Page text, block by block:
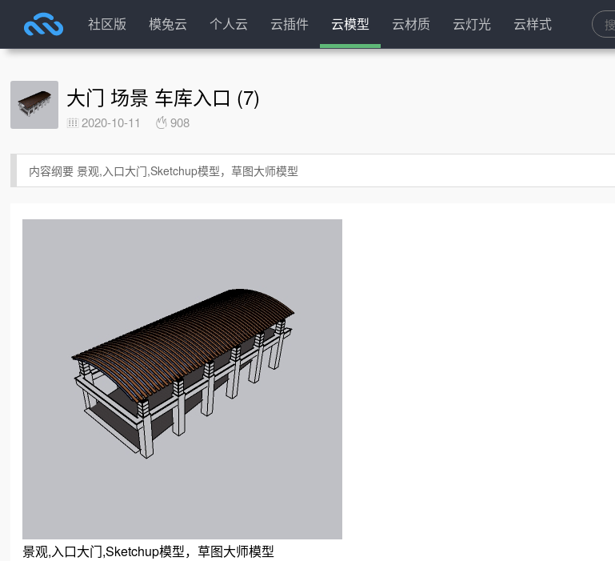
社区版 模兔云 个人云 云插件 云模型 云材质 云灯光 云样式
大门 场景 车库入口 (7)
2020-10-11 908
内容纲要 景观,入口大门,Sketchup模型，草图大师模型
景观,入口大门,Sketchup模型，草图大师模型